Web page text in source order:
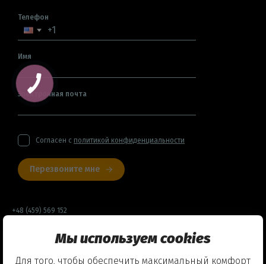
Телефон
Имя
Электронная почта
Согласен с политикой конфиденциальности
Перезвоните мне
+48 (459) 569 152
Договор офертыМы используем cookies
Для того, чтобы обеспечить максимальный комфорт